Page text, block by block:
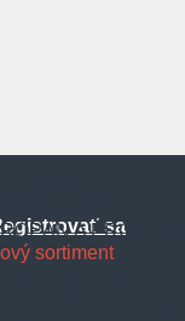
sa
A PROPÁN
sortiment